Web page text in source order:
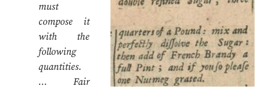
must
compose it
with the
following
quantities.
… Fair